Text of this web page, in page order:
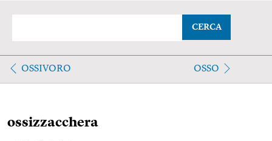
CERCA
OSSIVORO OSSO
ossizzacchera